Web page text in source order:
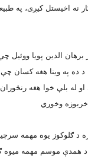
نه اخيستل کيږى، په
برهان الدين پويا ووئيل
ده په وينا هغه کسان
او له بلې خوا هغه
د ګلوکوز يوه مهمه
د همدې موسم مهمه